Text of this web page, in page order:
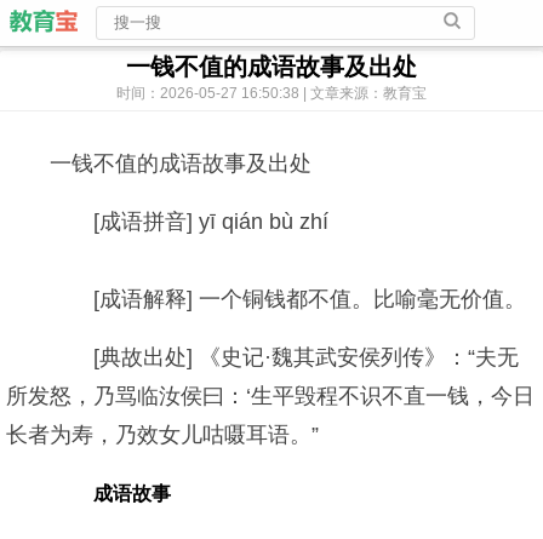
一钱不值的成语故事及出处
时间：2026-05-27 16:50:38 | 文章来源：教育宝
一钱不值的成语故事及出处
[成语拼音] yī qián bù zhí
[成语解释] 一个铜钱都不值。比喻毫无价值。
[典故出处] 《史记·魏其武安侯列传》：“夫无
所发怒，乃骂临汝侯曰：‘生平毁程不识不直一钱，今日
长者为寿，乃效女儿咕嗫耳语。”
成语故事